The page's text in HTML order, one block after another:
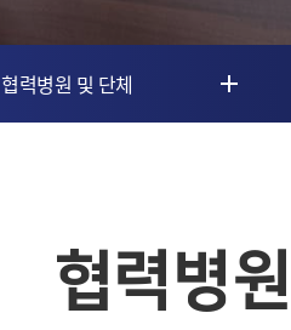
협력병원 및 단체
협력병